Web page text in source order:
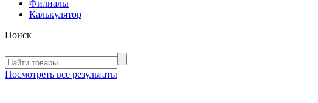
Филиалы
Калькулятор
Поиск
Посмотреть все результаты